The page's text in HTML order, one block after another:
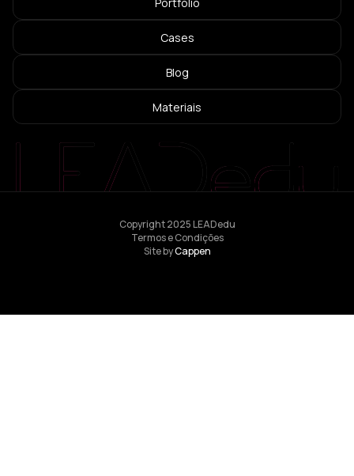
Cases
Blog
Materiais
Copyright 2025 LEADedu
Termos e Condições
Site byCappen